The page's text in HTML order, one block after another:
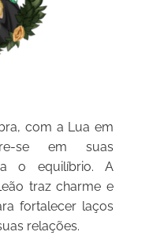
com a Lua em
se em suas
o equilíbrio. A
traz charme e
fortalecer laços
relações.